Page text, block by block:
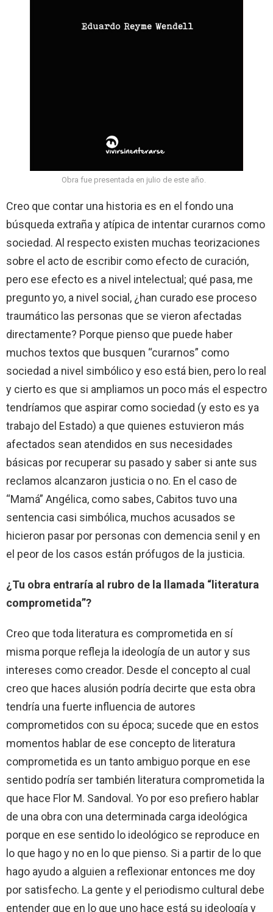
Obra fue presentada en julio de este año.
Creo que contar una historia es en el fondo una
búsqueda extraña y atípica de intentar curarnos como
sociedad. Al respecto existen muchas teorizaciones
sobre el acto de escribir como efecto de curación,
pero ese efecto es a nivel intelectual; qué pasa, me
pregunto yo, a nivel social, ¿han curado ese proceso
traumático las personas que se vieron afectadas
directamente? Porque pienso que puede haber
muchos textos que busquen “curarnos” como
sociedad a nivel simbólico y eso está bien, pero lo real
y cierto es que si ampliamos un poco más el espectro
tendríamos que aspirar como sociedad (y esto es ya
trabajo del Estado) a que quienes estuvieron más
afectados sean atendidos en sus necesidades
básicas por recuperar su pasado y saber si ante sus
reclamos alcanzaron justicia o no. En el caso de
“Mamá” Angélica, como sabes, Cabitos tuvo una
sentencia casi simbólica, muchos acusados se
hicieron pasar por personas con demencia senil y en
el peor de los casos están prófugos de la justicia.
¿Tu obra entraría al rubro de la llamada “literatura
comprometida”?
Creo que toda literatura es comprometida en sí
misma porque refleja la ideología de un autor y sus
intereses como creador. Desde el concepto al cual
creo que haces alusión podría decirte que esta obra
tendría una fuerte influencia de autores
comprometidos con su época; sucede que en estos
momentos hablar de ese concepto de literatura
comprometida es un tanto ambiguo porque en ese
sentido podría ser también literatura comprometida la
que hace Flor M. Sandoval. Yo por eso prefiero hablar
de una obra con una determinada carga ideológica
porque en ese sentido lo ideológico se reproduce en
lo que hago y no en lo que pienso. Si a partir de lo que
hago ayudo a alguien a reflexionar entonces me doy
por satisfecho. La gente y el periodismo cultural debe
entender que en lo que uno hace está su ideología y